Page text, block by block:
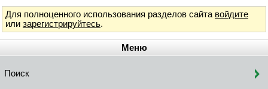
Для полноценного использования разделов сайта войдите
или зарегистрируйтесь.
Меню
Поиск